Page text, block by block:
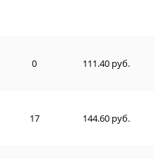
0 111.40 руб.
17 144.60 руб.